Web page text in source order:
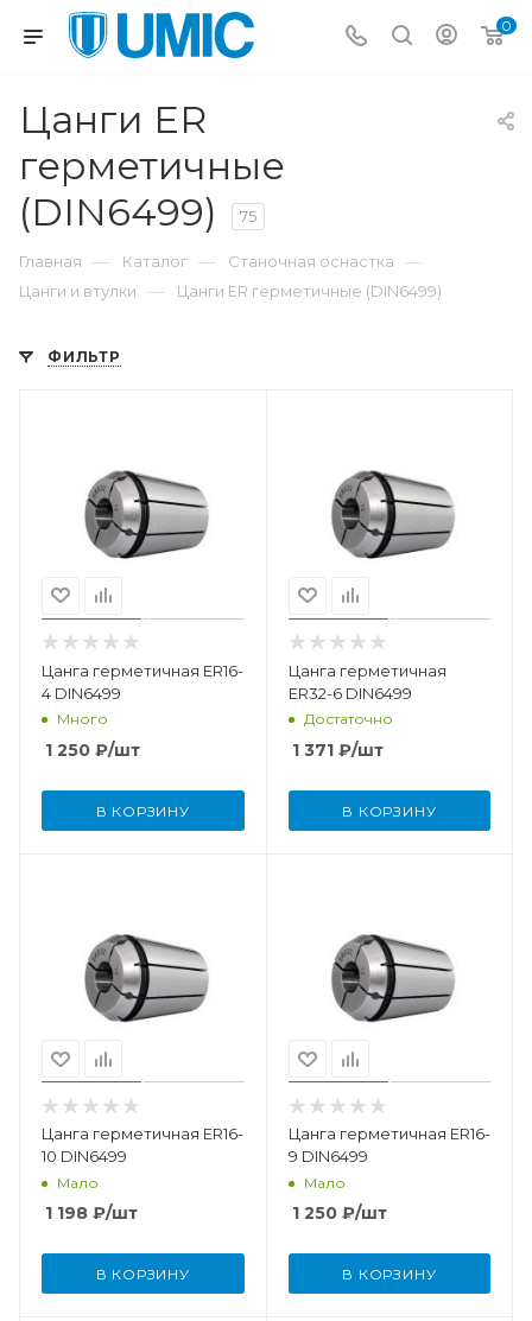
0
Цанги ER
герметичные
(DIN6499)
75
Главная — Каталог — Станочная оснастка —
Цанги и втулки — Цанги ER герметичные (DIN6499)
ФИЛЬТР
Цанга герметичная ER16-
4 DIN6499
Много
1 250 ₽/шт
В КОРЗИНУ
Цанга герметичная
ER32-6 DIN6499
Достаточно
1 371₽/шт
В КОРЗИНУ
Цанга герметичная ER16-
10 DIN6499
Мало
1 198 ₽/шт
В КОРЗИНУ
Цанга герметичная ER16-
9 DIN6499
Мало
1 250₽/шт
В КОРЗИНУ